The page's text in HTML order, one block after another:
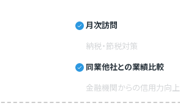
月次訪問
納税・節税対策
同業他社との業績比較
金融機関からの信用力向上